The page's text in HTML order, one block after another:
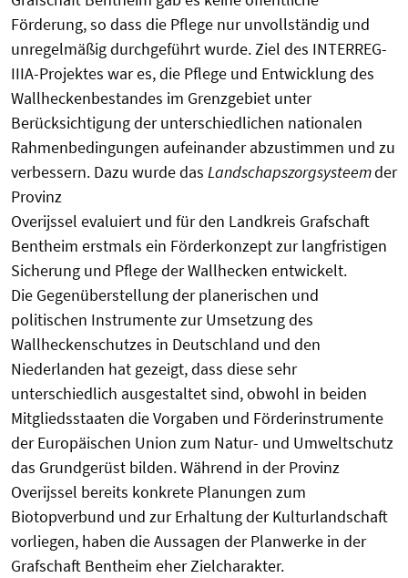
Förderung, so dass die Pflege nur unvollständig und
unregelmäßig durchgeführt wurde. Ziel des INTERREG-
IIIA-Projektes war es, die Pflege und Entwicklung des
Wallheckenbestandes im Grenzgebiet unter
Berücksichtigung der unterschiedlichen nationalen
Rahmenbedingungen aufeinander abzustimmen und zu
verbessern. Dazu wurde das Landschapszorgsysteemder
Provinz
Overijssel evaluiert und für den Landkreis Grafschaft
Bentheim erstmals ein Förderkonzept zur langfristigen
Sicherung und Pflege der Wallhecken entwickelt.
Die Gegenüberstellung der planerischen und
politischen Instrumente zur Umsetzung des
Wallheckenschutzes in Deutschland und den
Niederlanden hat gezeigt, dass diese sehr
unterschiedlich ausgestaltet sind, obwohl in beiden
Mitgliedsstaaten die Vorgaben und Förderinstrumente
der Europäischen Union zum Natur- und Umweltschutz
das Grundgerüst bilden. Während in der Provinz
Overijssel bereits konkrete Planungen zum
Biotopverbund und zur Erhaltung der Kulturlandschaft
vorliegen, haben die Aussagen der Planwerke in der
Grafschaft Bentheim eher Zielcharakter.